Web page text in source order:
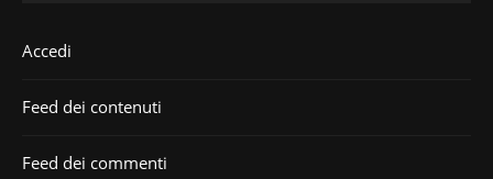
Accedi
Feed dei contenuti
Feed dei commenti